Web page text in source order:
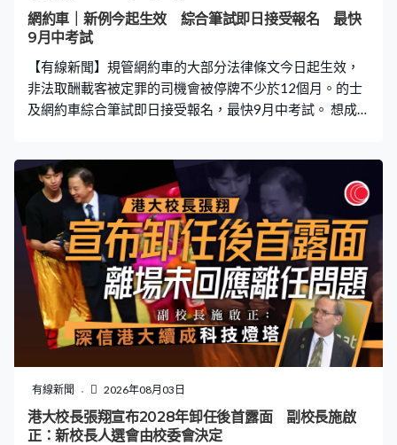
估計多個熱帶氣旋形成低壓區帶來降雨，亦與全球暖化有
關。香港氣象學會發言人梁榮武：「溫度高的時候大氣層
小的桶，現在變成裝滿水的大
網約車｜新例今起生效 綜合筆試即日接受報名 最快
9月中考試
【有線新聞】規管網約車的大部分法律條文今日起生效，
非法取酬載客被定罪的司機會被停牌不少於12個月。的士
及網約車綜合筆試即日接受報名，最快9月中考試。 想成
多，包含兩部分，甲部有30題關於的士及網約車營運，不
可以錯多過五題。例如駕駛時前方不可放置多於多少部流
動電訊裝置？答案是兩部。亦會考主要建築物在甚麼地
區，以及如何前往。例如荃灣前往上環港澳碼頭，哪一條
路線最直接？答案是走西九龍公路以及西隧。 乙部就會考
道路使用者守則，35題選擇題要答對30題或以上才及格。
例如駛過水浸的街道後應該如何做？官方答案是立即試驗
煞車系統性能。兩部分考試時間分別都是45分鐘，任何一
部分不及格，整個考試便視作不及格。考試即日起接受接
受申請，首批考生將於下月中開始考試。 網約車平台Uber
表示會積極準備提交牌照申請，繼續與政府及各持份者保
持建設性合作，期望建立務實、適時，並以數據驅動的檢
討機制，確保有關制度能與時並進，將全力支援司機。滴
有線新聞 2026年08月03日
港大校長張翔宣布2028年卸任後首露面 副校長施啟
正：新校長人選會由校委會決定